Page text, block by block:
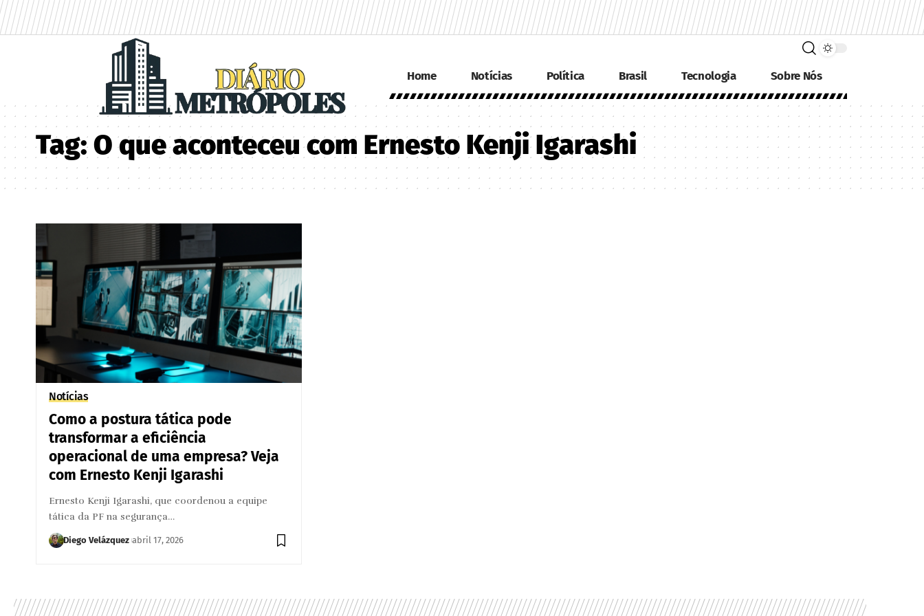
Home Notícias Política Brasil Tecnologia Sobre Nós
Tag:O que aconteceu com Ernesto Kenji Igarashi
Notícias
Como a postura tática pode
transformar a eficiência
operacional de uma empresa? Veja
com Ernesto Kenji Igarashi
Ernesto Kenji Igarashi, que coordenou a equipe
tática da PF na segurança…
Diego Velázquez abril 17, 2026